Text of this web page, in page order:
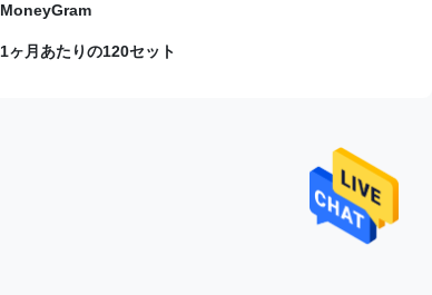
MoneyGram
1ヶ月あたりの120セット